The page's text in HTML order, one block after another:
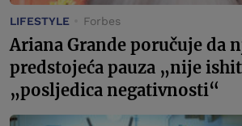
LIFESTYLE Forbes
Ariana Grande poručuje da
predstojeća pauza „nije
„posljedica negativnosti“